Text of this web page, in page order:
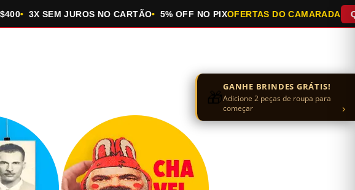
3X SEM JUROS NO CARTÃO 5% OFF NO PIXOFERTAS DO CAMARADA
🎁GANHE BRINDES GRÁTIS!
Adicione 2 peças de roupa para
começar
›